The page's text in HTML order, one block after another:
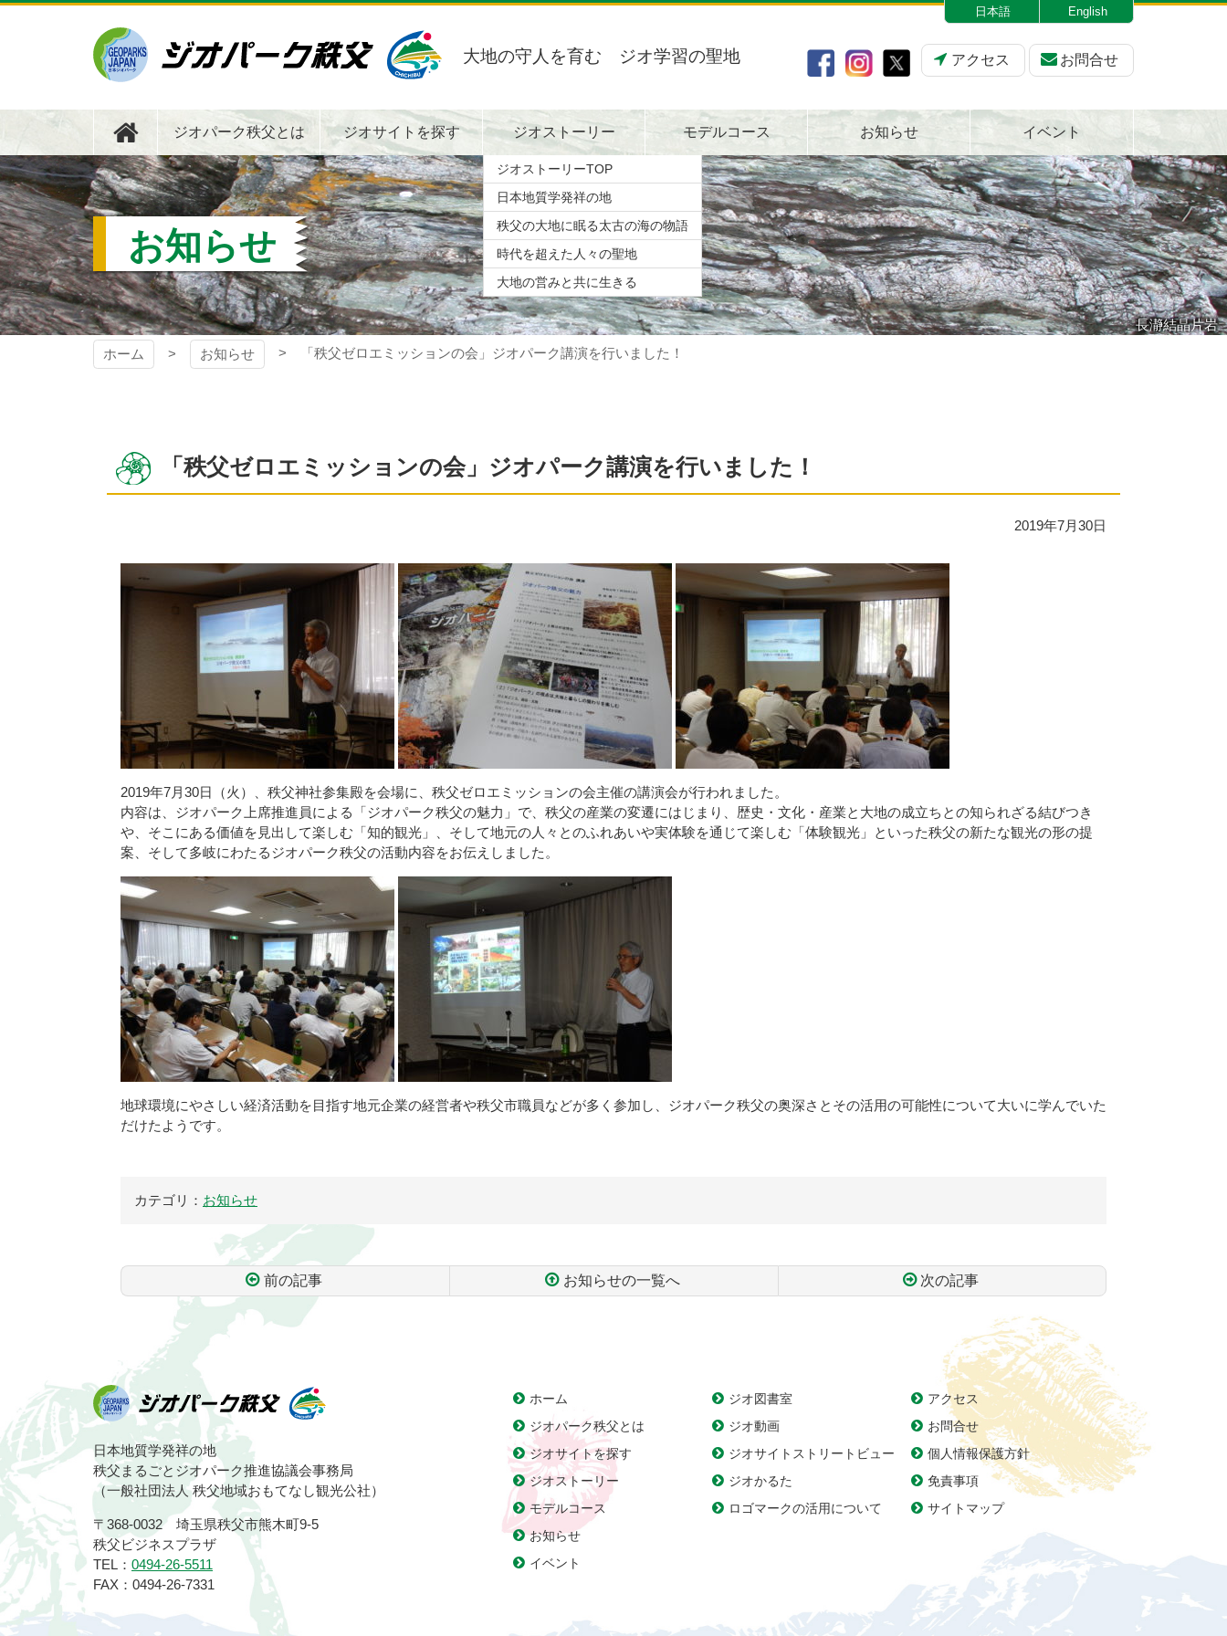
本
へ
ス
キ
ッ
プ
ジオパーク秩父
大地の守人を育む ジオ学習の聖地
日本語 English
アクセス お問合せ
ジオパーク秩父とは ジオサイトを探す ジオストーリー
ジオストーリーTOP
日本地質学発祥の地
秩父の大地に眠る太古の海の物語
時代を超えた人々の聖地
大地の営みと共に生きる
モデルコース お知らせ イベント
お知らせ
長瀞結晶片岩
ホーム
お知らせ 「秩父ゼロエミッションの会」ジオパーク講演を行いました！
「秩父ゼロエミッションの会」ジオパーク講演を行いました！
2019年7月30日
2019年7月30日（火）、秩父神社参集殿を会場に、秩父ゼロエミッションの会主催の講演会が行われました。
内容は、ジオパーク上席推進員による「ジオパーク秩父の魅力」で、秩父の産業の変遷にはじまり、歴史・文化・産業と大地の成立ちとの知られざる結びつき
や、そこにある価値を見出して楽しむ「知的観光」、そして地元の人々とのふれあいや実体験を通じて楽しむ「体験観光」といった秩父の新たな観光の形の提
案、そして多岐にわたるジオパーク秩父の活動内容をお伝えしました。
地球環境にやさしい経済活動を目指す地元企業の経営者や秩父市職員などが多く参加し、ジオパーク秩父の奥深さとその活用の可能性について大いに学んでいた
だけたようです。
カテゴリ： お知らせ
前の記事 お知らせの一覧へ
次の記事
ツ
本
文
の
先
頭
戻
る
先
頭
へ
戻
る
ジオパーク秩
父
日本地質学発祥の地
秩父まるごとジオパーク推進協議会事務局
（一般社団法人 秩父地域おもてなし観光公社）
〒368-0032 埼玉県秩父市熊木町9-5
秩父ビジネスプラザ
TEL： 0494-26-5511
FAX：0494-26-7331
ホーム
ジオパーク秩父とは
ジオサイトを探す
ジオストーリー
モデルコース
お知らせ
イベント
ジオ図書室
ジオ動画
ジオサイトストリートビュー
ジオかるた
ロゴマークの活用について
アクセス
お問合せ
個人情報保護方針
免責事項
サイトマップ